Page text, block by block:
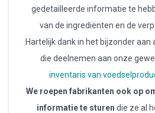
gedetailleerde informatie te
van de ingrediënten en de
Hartelijk dank in het bijzonder aan
die deelnemen aan onze
inventaris van
We roepen fabrikanten ook op
informatie te sturen die ze al